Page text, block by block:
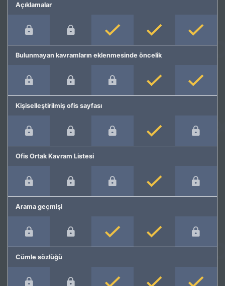
Açıklamalar
Bulunmayan kavramların eklenmesinde öncelik
Kişiselleştirilmiş ofis sayfası
Ofis Ortak Kavram Listesi
Arama geçmişi
Cümle sözlüğü